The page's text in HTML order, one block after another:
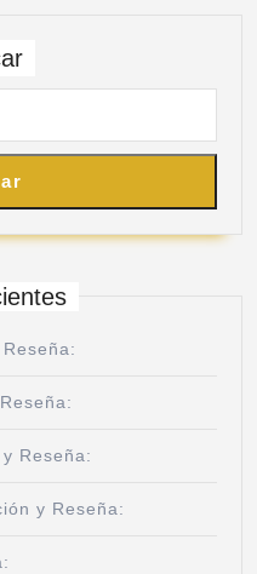
Reseña:
y Reseña: